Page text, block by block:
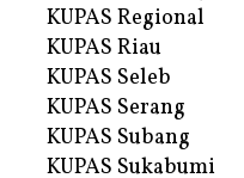
KUPAS Regional
KUPAS Riau
KUPAS Seleb
KUPAS Serang
KUPAS Subang
KUPAS Sukabumi